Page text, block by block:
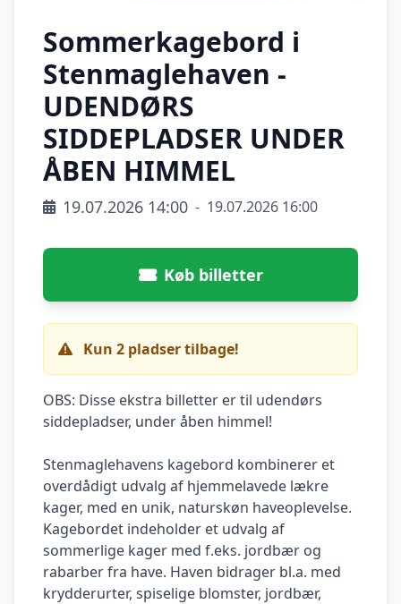
Sommerkagebord i
Stenmaglehaven -
UDENDØRS
SIDDEPLADSER UNDER
ÅBEN HIMMEL
19.07.2026 14:00 - 19.07.2026 16:00
Køb billetter
Kun 2 pladser tilbage!
OBS: Disse ekstra billetter er til udendørs
siddepladser, under åben himmel!
Stenmaglehavens kagebord kombinerer et
overdådigt udvalg af hjemmelavede lækre
kager, med en unik, naturskøn haveoplevelse.
Kagebordet indeholder et udvalg af
sommerlige kager med f.eks. jordbær og
rabarber fra have. Haven bidrager bl.a. med
krydderurter, spiselige blomster, jordbær,